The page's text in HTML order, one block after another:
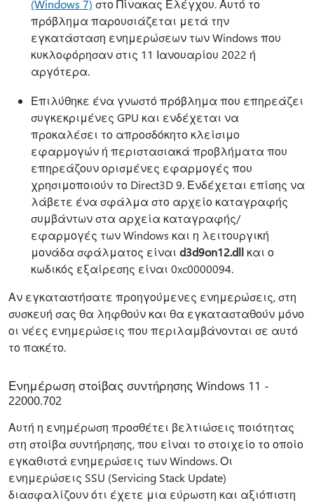
(Windows 7) στο Πίνακας Ελέγχου. Αυτό το
πρόβλημα παρουσιάζεται μετά την
εγκατάσταση ενημερώσεων των Windows που
κυκλοφόρησαν στις 11 Ιανουαρίου 2022 ή
αργότερα.
Επιλύθηκε ένα γνωστό πρόβλημα που επηρεάζει
συγκεκριμένες GPU και ενδέχεται να
προκαλέσει το απροσδόκητο κλείσιμο
εφαρμογών ή περιστασιακά προβλήματα που
επηρεάζουν ορισμένες εφαρμογές που
χρησιμοποιούν το Direct3D 9. Ενδέχεται επίσης να
λάβετε ένα σφάλμα στο αρχείο καταγραφής
συμβάντων στα αρχεία καταγραφής/
εφαρμογές των Windows και η λειτουργική
μονάδα σφάλματος είναι d3d9on12.dll και ο
κωδικός εξαίρεσης είναι 0xc0000094.
Αν εγκαταστήσατε προηγούμενες ενημερώσεις, στη
συσκευή σας θα ληφθούν και θα εγκατασταθούν μόνο
οι νέες ενημερώσεις που περιλαμβάνονται σε αυτό
το πακέτο.
Ενημέρωση στοίβας συντήρησης Windows 11 -
22000.702
Αυτή η ενημέρωση προσθέτει βελτιώσεις ποιότητας
στη στοίβα συντήρησης, που είναι το στοιχείο το οποίο
εγκαθιστά ενημερώσεις των Windows. Οι
ενημερώσεις SSU (Servicing Stack Update)
διασφαλίζουν ότι έχετε μια εύρωστη και αξιόπιστη